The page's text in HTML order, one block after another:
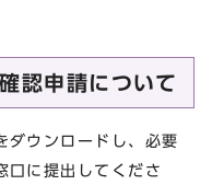
認申請について
ウンロードし、必要
口に提出してくださ